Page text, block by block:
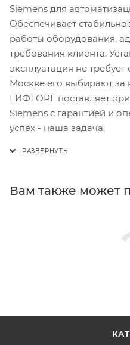
Siemens для
Обеспечивает
работы оборудования,
требования клиента.
эксплуатация не
Москве его выбирают за
ГИФТОРГ поставляет
Siemens с гарантией и
успех - наша задача.
Вам также может